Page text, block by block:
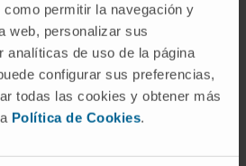
permitir la navegación y
web, personalizar sus
analíticas de uso de la página
configurar sus preferencias,
todas las cookies y obtener más
Política de Cookies.
especialidad. Es autora de 50
científicas, más de 40
manuales sobre
psicológicos en